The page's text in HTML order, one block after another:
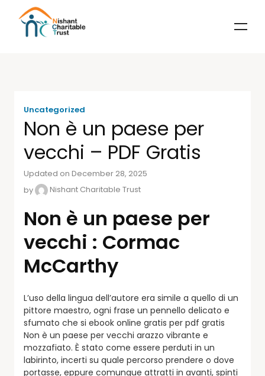
Uncategorized
Non è un paese per
vecchi – PDF Gratis
Updated on December 28, 2025
by
Nishant Charitable Trust
Non è un paese per
vecchi : Cormac
McCarthy
L’uso della lingua dell’autore era simile a quello di un
pittore maestro, ogni frase un pennello delicato e
sfumato che si ebook online gratis per pdf gratis
Non è un paese per vecchi arazzo vibrante e
mozzafiato. È stato come essere perduti in un
labirinto, incerti su quale percorso prendere o dove
portasse, eppure comunque attratti in avanti, spinti